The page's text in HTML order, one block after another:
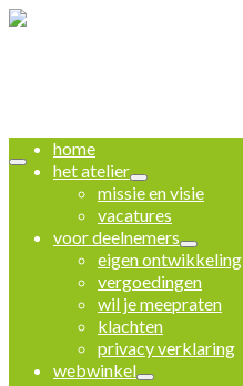
home
het atelier
missie en visie
vacatures
voor deelnemers
eigen ontwikkeling
vergoedingen
wil je meepraten
klachten
privacy verklaring
webwinkel